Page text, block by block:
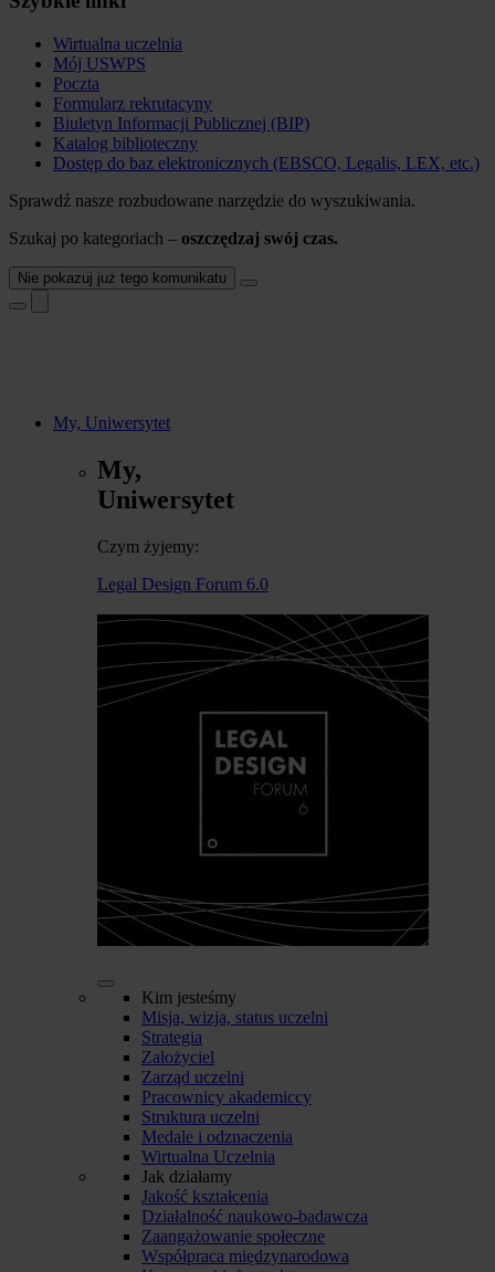
Wirtualna uczelnia
Mój USWPS
Poczta
Formularz rekrutacyny
Biuletyn Informacji Publicznej (BIP)
Katalog biblioteczny
Dostęp do baz elektronicznych (EBSCO, Legalis, LEX, etc.)
Sprawdź nasze rozbudowane narzędzie do wyszukiwania.
Szukaj po kategoriach – oszczędzaj swój czas.
Nie pokazuj już tego komunikatu
My, Uniwersytet
My,
Uniwersytet
Czym żyjemy:
Legal Design Forum 6.0
Kim jesteśmy
Misja, wizja, status uczelni
Strategia
Założyciel
Zarząd uczelni
Pracownicy akademiccy
Struktura uczelni
Medale i odznaczenia
Wirtualna Uczelnia
Jak działamy
Jakość kształcenia
Działalność naukowo-badawcza
Zaangażowanie społeczne
Współpraca międzynarodowa